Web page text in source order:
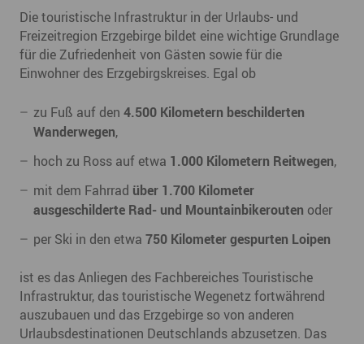
Die touristische Infrastruktur in der Urlaubs- und
Freizeitregion Erzgebirge bildet eine wichtige Grundlage
für die Zufriedenheit von Gästen sowie für die
Einwohner des Erzgebirgskreises. Egal ob
zu Fuß auf den 4.500 Kilometern beschilderten
Wanderwegen,
hoch zu Ross auf etwa 1.000 Kilometern Reitwegen,
mit dem Fahrrad über 1.700 Kilometer
ausgeschilderte Rad- und Mountainbikerouten oder
per Ski in den etwa 750 Kilometer gespurten Loipen
ist es das Anliegen des Fachbereiches Touristische
Infrastruktur, das touristische Wegenetz fortwährend
auszubauen und das Erzgebirge so von anderen
Urlaubsdestinationen Deutschlands abzusetzen. Das